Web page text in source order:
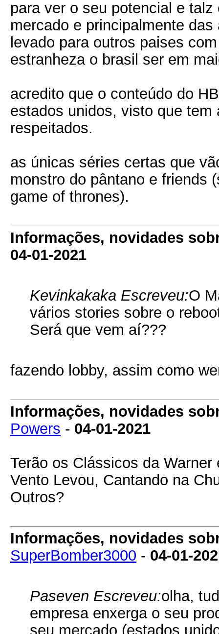
para ver o seu potencial e
mercado e principalmente
levado para outros paises
estranheza o brasil ser em
acredito que o conteúdo do
estados unidos, visto que
respeitados.
as únicas séries certas que
monstro do pântano e friends
game of thrones).
Informações, novidades
04-01-2021
Kevinkakaka Escreveu:O
vários stories sobre o
Será que vem aí???
fazendo lobby, assim como
Informações, novidades
Powers - 04-01-2021
Terão os Clássicos da
Vento Levou, Cantando na
Outros?
Informações, novidades
SuperBomber3000 - 04-01-
Paseven Escreveu:olha,
empresa enxerga o seu
seu mercado (estados